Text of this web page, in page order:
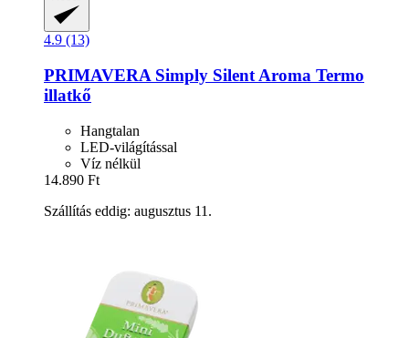
4.9 (13)
PRIMAVERA Simply Silent Aroma Termo
illatkő
Hangtalan
LED-világítással
Víz nélkül
14.890 Ft
Szállítás eddig: augusztus 11.